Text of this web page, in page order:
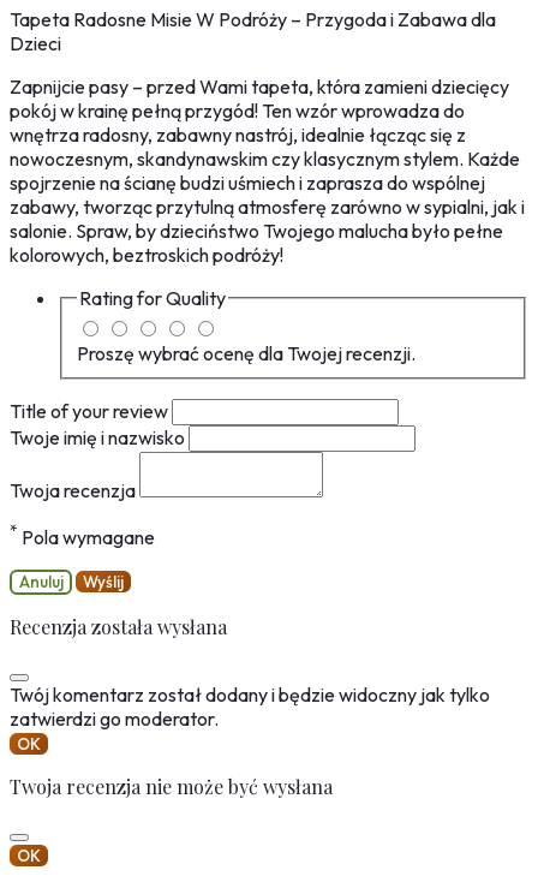
Tapeta Radosne Misie W Podróży – Przygoda i Zabawa dla
Dzieci
Zapnijcie pasy – przed Wami tapeta, która zamieni dziecięcy
pokój w krainę pełną przygód! Ten wzór wprowadza do
wnętrza radosny, zabawny nastrój, idealnie łącząc się z
nowoczesnym, skandynawskim czy klasycznym stylem. Każde
spojrzenie na ścianę budzi uśmiech i zaprasza do wspólnej
zabawy, tworząc przytulną atmosferę zarówno w sypialni, jak i
salonie. Spraw, by dzieciństwo Twojego malucha było pełne
kolorowych, beztroskich podróży!
Rating forQuality
Proszę wybrać ocenę dla Twojej recenzji.
Title of your review
Twoje imię i nazwisko
Twoja recenzja
* Pola wymagane
Anuluj Wyślij
Recenzja została wysłana
Twój komentarz został dodany i będzie widoczny jak tylko
zatwierdzi go moderator.
OK
Twoja recenzja nie może być wysłana
OK